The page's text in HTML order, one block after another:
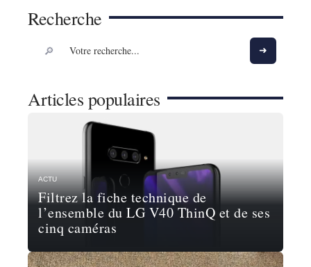
Recherche
Articles populaires
ACTU
Filtrez la fiche technique de
l’ensemble du LG V40 ThinQ et de ses
cinq caméras